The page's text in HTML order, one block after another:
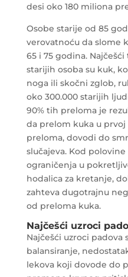
desi oko 180 miliona
Osobe starije od 85
verovatnoću da slome
65 i 75 godina.
starijih osoba su kuk,
noga ili skočni zglob,
oko 300.000 starijih
90% tih preloma je
da prelom kuka u
preloma, dovodi do
slučajeva. Kod
ograničenja u
hodalica za kretanje,
zahteva dugotrajnu
od preloma kuka.
Najčešći uzroci
Najčešći uzroci padova
balansiranje,
lekova koji dovode do